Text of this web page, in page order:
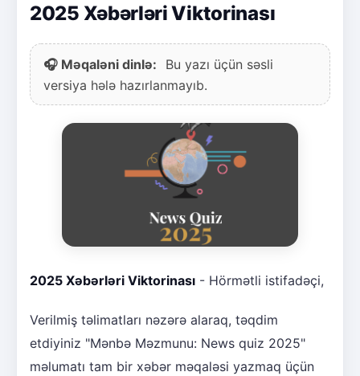
2025 Xəbərləri Viktorinası
🎧 Məqaləni dinlə:
Bu yazı üçün səsli
versiya hələ hazırlanmayıb.
2025 Xəbərləri Viktorinası - Hörmətli istifadəçi,
Verilmiş təlimatları nəzərə alaraq, təqdim
etdiyiniz "Mənbə Məzmunu: News quiz 2025"
məlumatı tam bir xəbər məqaləsi yazmaq üçün